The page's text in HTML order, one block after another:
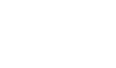
Dana Digital
dana infaq shadaqah
berbasis digital